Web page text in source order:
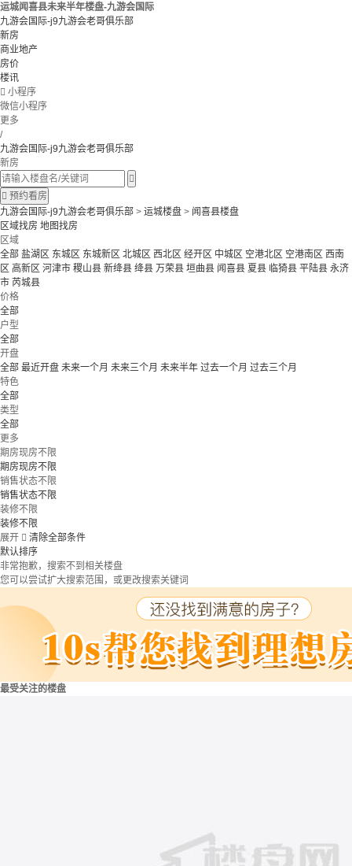
运城闻喜县未来半年楼盘-九游会国际
九游会国际-j9九游会老哥俱乐部
新房
商业地产
房价
楼讯
 小程序
微信小程序
更多
/
九游会国际-j9九游会老哥俱乐部
新房

 预约看房
九游会国际-j9九游会老哥俱乐部 > 运城楼盘 > 闻喜县楼盘
区域找房 地图找房
区域
全部 盐湖区 东城区 东城新区 北城区 西北区 经开区 中城区 空港北区 空港南区 西南
区 高新区 河津市 稷山县 新绛县 绛县 万荣县 垣曲县 闻喜县 夏县 临猗县 平陆县 永济
市 芮城县
价格
全部
户型
全部
开盘
全部 最近开盘 未来一个月 未来三个月 未来半年 过去一个月 过去三个月
特色
全部
类型
全部
更多
期房现房不限
期房现房不限
销售状态不限
销售状态不限
装修不限
装修不限
展开  清除全部条件
默认排序
非常抱歉，搜索不到相关楼盘
您可以尝试扩大搜索范围，或更改搜索关键词
最受关注的楼盘